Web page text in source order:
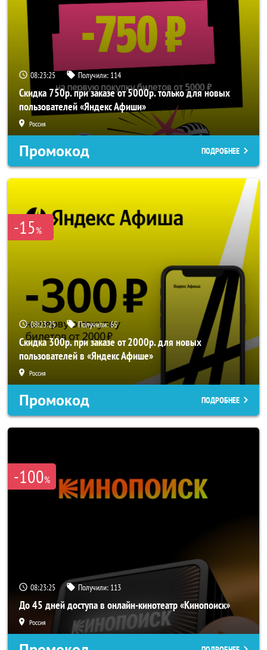
08:23:24 Получили: 114
Скидка 750р. при заказе от 5000р. только для новых
пользователей «Яндекс Афиши»
Россия
Промокод ПОДРОБНЕЕ
-15%
08:23:24 Получили:65
Скидка 300р. при заказе от 2000р. для новых
пользователей в «Яндекс Афише»
Россия
Промокод ПОДРОБНЕЕ
-100%
08:23:24 Получили: 113
До 45 дней доступа в онлайн-кинотеатр «Кинопоиск»
Россия